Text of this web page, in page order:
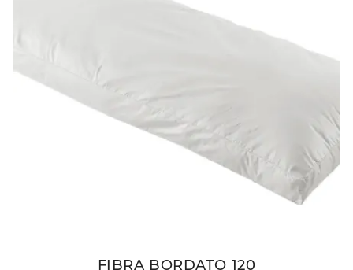
FIBRA BORDATO 120